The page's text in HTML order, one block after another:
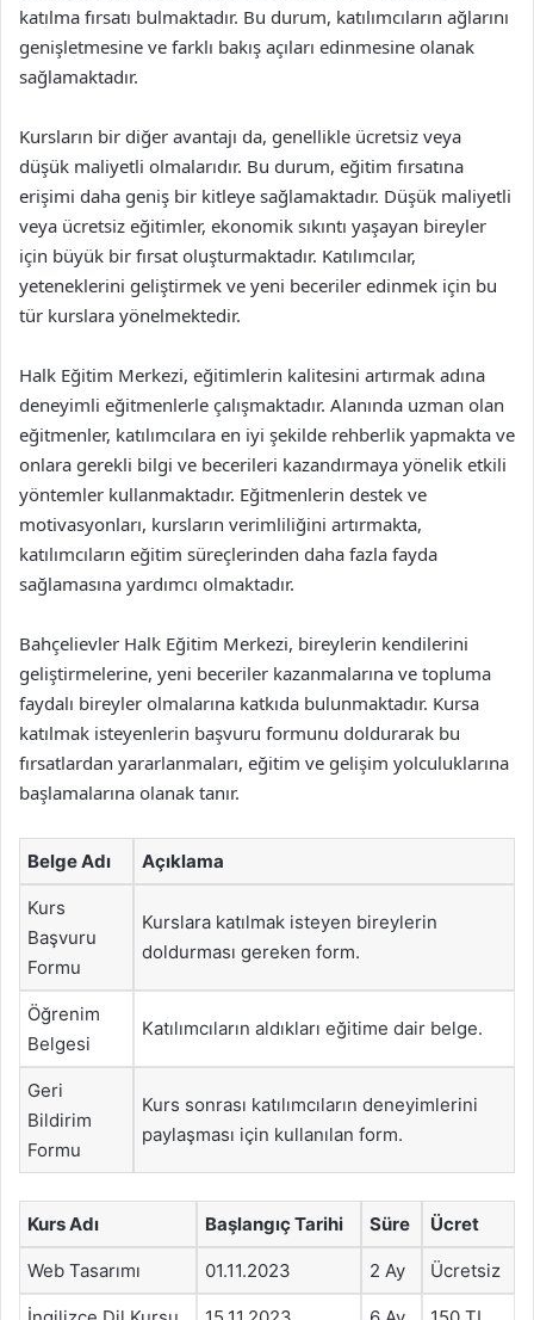
katılma fırsatı bulmaktadır. Bu durum, katılımcıların ağlarını
genişletmesine ve farklı bakış açıları edinmesine olanak
sağlamaktadır.
Kursların bir diğer avantajı da, genellikle ücretsiz veya
düşük maliyetli olmalarıdır. Bu durum, eğitim fırsatına
erişimi daha geniş bir kitleye sağlamaktadır. Düşük maliyetli
veya ücretsiz eğitimler, ekonomik sıkıntı yaşayan bireyler
için büyük bir fırsat oluşturmaktadır. Katılımcılar,
yeteneklerini geliştirmek ve yeni beceriler edinmek için bu
tür kurslara yönelmektedir.
Halk Eğitim Merkezi, eğitimlerin kalitesini artırmak adına
deneyimli eğitmenlerle çalışmaktadır. Alanında uzman olan
eğitmenler, katılımcılara en iyi şekilde rehberlik yapmakta ve
onlara gerekli bilgi ve becerileri kazandırmaya yönelik etkili
yöntemler kullanmaktadır. Eğitmenlerin destek ve
motivasyonları, kursların verimliliğini artırmakta,
katılımcıların eğitim süreçlerinden daha fazla fayda
sağlamasına yardımcı olmaktadır.
Bahçelievler Halk Eğitim Merkezi, bireylerin kendilerini
geliştirmelerine, yeni beceriler kazanmalarına ve topluma
faydalı bireyler olmalarına katkıda bulunmaktadır. Kursa
katılmak isteyenlerin başvuru formunu doldurarak bu
fırsatlardan yararlanmaları, eğitim ve gelişim yolculuklarına
başlamalarına olanak tanır.
Belge Adı Açıklama
Kurs
Başvuru
Formu
Kurslara katılmak isteyen bireylerin
doldurması gereken form.
Öğrenim
Belgesi
Katılımcıların aldıkları eğitime dair belge.
Geri
Bildirim
Formu
Kurs sonrası katılımcıların deneyimlerini
paylaşması için kullanılan form.
Kurs Adı Başlangıç Tarihi Süre Ücret
Web Tasarımı 01.11.2023 2 Ay Ücretsiz